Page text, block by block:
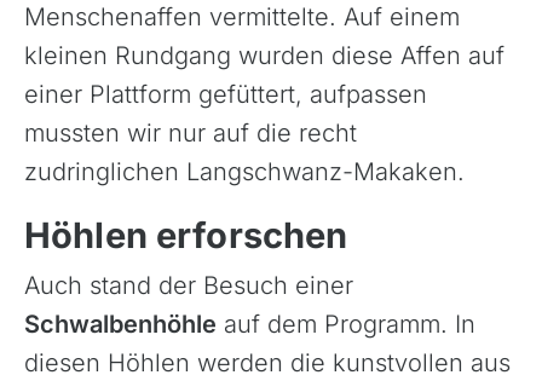
Menschenaffen vermittelte. Auf einem
kleinen Rundgang wurden diese Affen auf
einer Plattform gefüttert, aufpassen
mussten wir nur auf die recht
zudringlichen Langschwanz-Makaken.
Höhlen erforschen
Auch stand der Besuch einer
Schwalbenhöhle auf dem Programm. In
diesen Höhlen werden die kunstvollen aus